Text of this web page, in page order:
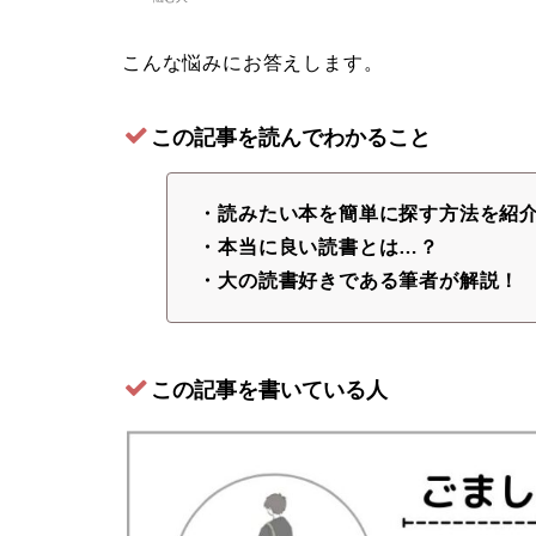
こんな悩みにお答えします。
この記事を読んでわかること
・読みたい本を簡単に探す方法を紹
・本当に良い読書とは…？
・大の読書好きである筆者が解説！
この記事を書いている人